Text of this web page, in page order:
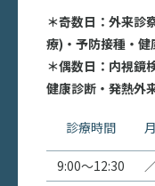
＊奇数日：外来診
療)・予防接種・
＊偶数日：内視鏡
健康診断・発熱外
診療時間 月
9:00〜12:30